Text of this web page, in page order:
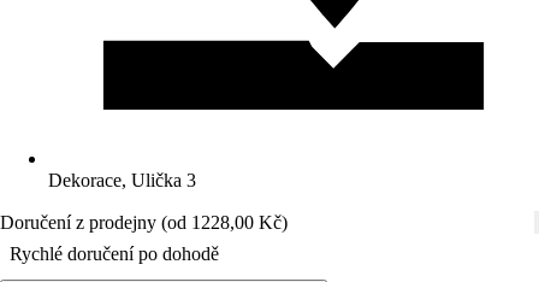
Dekorace, Ulička 3
Doručení z prodejny (od 1228,00 Kč)
Rychlé doručení po dohodě